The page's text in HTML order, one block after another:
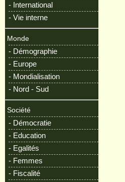
- International
- Vie interne
Monde
- Démographie
- Europe
- Mondialisation
- Nord - Sud
Société
- Démocratie
- Education
- Egalités
- Femmes
- Fiscalité